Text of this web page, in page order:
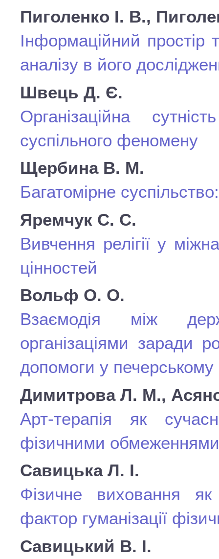
Пиголенко І. В.,
Інформаційний простір
аналізу в його
Швець Д. Є.
Організаційна
суспільного феномену
Щербина В. М.
Багатомірне
Яремчук С. С.
Вивчення релігії у
цінностей
Вольф О. О.
Взаємодія між
організаціями заради
допомоги у печерському
Димитрова Л. М.,
Арт-терапія як
фізичними обмеженнями
Савицька Л. І.
Фізичне виховання
фактор гуманізації
Савицький В. І.